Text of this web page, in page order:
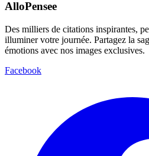
AlloPensee
Des milliers de citations inspirantes,
illuminer votre journée. Partagez la
émotions avec nos images exclusives.
Facebook